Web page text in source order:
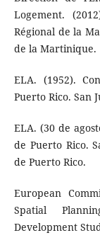
Logement.
Régional de la
de la Martinique.
ELA. (1952).
Puerto Rico. San
ELA. (30 de
de Puerto Rico.
de Puerto Rico.
European
Spatial
Development